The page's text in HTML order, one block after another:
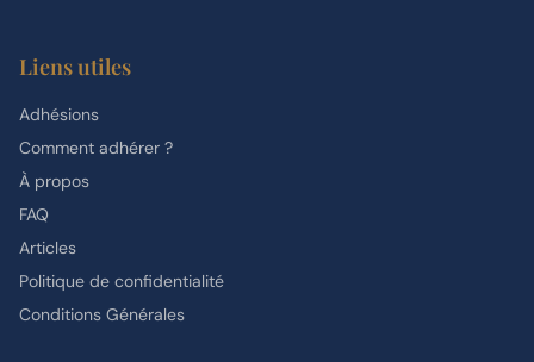
Liens utiles
Adhésions
Comment adhérer ?
À propos
FAQ
Articles
Politique de confidentialité
Conditions Générales